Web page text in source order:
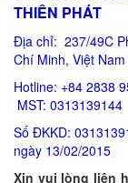
THIÊN PHÁT
Địa chỉ: 237/49C
Chí Minh, Việt Nam
Hotline: +84
MST: 0313139144
Số ĐKKD:
ngày 13/02/2015
Xin vui lòng liên